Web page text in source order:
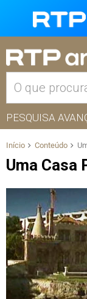
PESQUISA
Início Conteúdo
Uma Casa